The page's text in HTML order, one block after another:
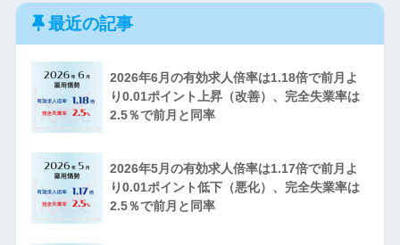
最近の記事
2026年6月の有効求人倍率は1.18倍で前月よ
り0.01ポイント上昇（改善）、完全失業率は
2.5％で前月と同率
2026年5月の有効求人倍率は1.17倍で前月よ
り0.01ポイント低下（悪化）、完全失業率は
2.5％で前月と同率